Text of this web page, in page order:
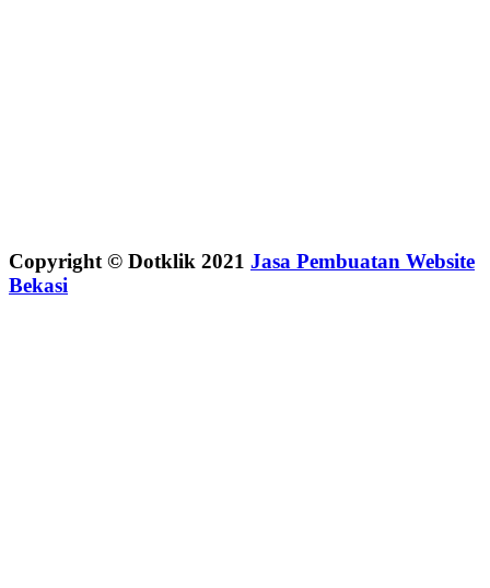
Copyright © Dotklik 2021 Jasa Pembuatan Website
Bekasi